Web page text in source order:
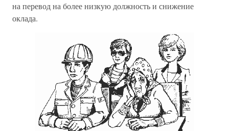
на перевод на более низкую должность и снижение
оклада.